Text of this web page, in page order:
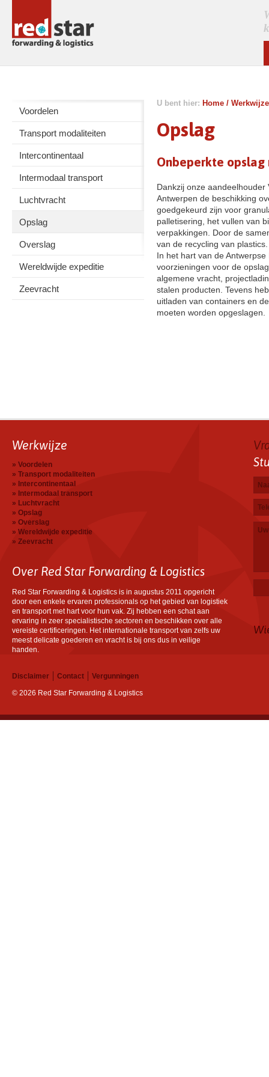
Voordelen
Transport modaliteiten
Intercontinentaal
Intermodaal transport
Luchtvracht
Opslag
Overslag
Wereldwijde expeditie
Zeevracht
U bent hier: Home / Werkwijze
Opslag
Onbeperkte
Dankzij onze
Antwerpen de beschikking
goedgekeurd zijn voor
palletisering, het vullen van
verpakkingen. Door de
van de recycling van plastics.
In het hart van de
voorzieningen voor de
algemene vracht,
stalen producten. Tevens
uitladen van containers en
moeten worden opgeslagen.
Werkwijze
Voordelen
Transport modaliteiten
Intercontinentaal
Intermodaal transport
Luchtvracht
Opslag
Overslag
Wereldwijde expeditie
Zeevracht
Over Red Star Forwarding & Logistics
Red Star Forwarding & Logistics is in augustus 2011 opgericht
door een enkele ervaren professionals op het gebied van logistiek
en transport met hart voor hun vak. Zij hebben een schat aan
ervaring in zeer specialistische sectoren en beschikken over alle
vereiste certificeringen. Het internationale transport van zelfs uw
meest delicate goederen en vracht is bij ons dus in veilige
handen.
Disclaimer Contact
Vergunningen
© 2026 Red Star Forwarding & Logistics
E-
Uw